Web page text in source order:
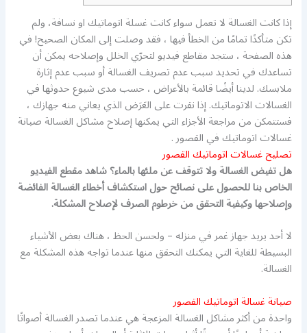
إذا كانت الغسالة لا تعمل سواء كانت غسلة اتوماتيك او نسافة، ولم
تكن متأكدًا تمامًا من الخطأ فيها ، فقد وصلت إلى المكان الصحيح! في
هذه الصفحة ، ستجد مقاطع فيديو لتحرّي الخلل وإصلاحه يمكن أن
تساعدك في تحديد سبب عدم تصريف الغسالة أو سبب عدم إثارة
ملابسك. لدينا أيضًا قائمة بالأعراض ، حسب مدى شيوع حدوثها في
الغسالات الاتوماتيك. إذا نقرت على العَرَض الذي يعاني منه جهازك ،
فستتمكن من مراجعة الأجزاء التي يمكنها إصلاح مشاكل الغسالة صيانة
غسالات اتوماتيك في القصور .
تصليح غسالات اتوماتيك القصور
هل تفيض الغسالة ولا تتوقف عن ملئها بالماء؟ شاهد مقطع الفيديو
الخاص بنا للحصول على نصائح حول استكشاف أخطاء الغسالة الفائضة
وإصلاحها وكيفية التحقق من خرطوم الصرف لإصلاح المشكلة.
لا أحد يريد جهاز غمر في منزله – ولحسن الحظ ، هناك بعض الأشياء
البسيطة للغاية التي يمكنك التحقق منها عندما تواجه هذه المشكلة مع
الغسالة.
صيانة غسالة اتوماتيك القصور
واحدة من أكثر مشاكل الغسالة المزعجة هي عندما تصدر الغسالة أصواتًا